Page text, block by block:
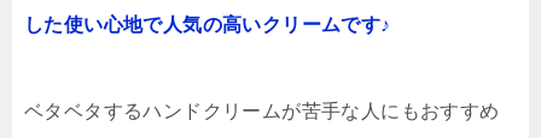
した使い心地で人気の高いクリームです♪
ベタベタするハンドクリームが苦手な人にもおすすめ